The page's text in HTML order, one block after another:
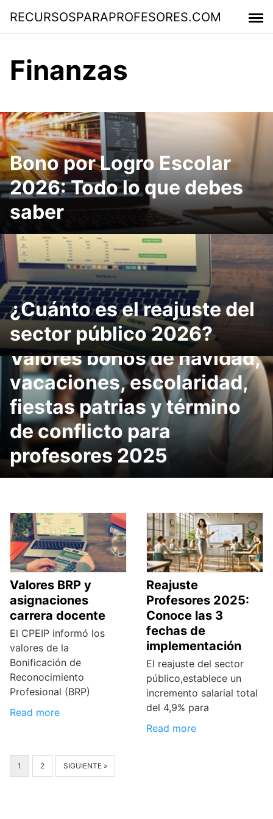
contenido
RECURSOSPARAPROFESORES.COM
Finanzas
Bono por Logro Escolar
2026: Todo lo que debes
saber
¿Cuánto es el reajuste del
sector público 2026?
Valores bonos de navidad,
vacaciones, escolaridad,
fiestas patrias y término
de conflicto para
profesores 2025
Valores BRP y
asignaciones
carrera docente
El CPEIP informó los
valores de la
Bonificación de
Reconocimiento
Profesional (BRP)
Read more
Reajuste
Profesores 2025:
Conoce las 3
fechas de
implementación
El reajuste del sector
público,establece un
incremento salarial total
del 4,9% para
Read more
1 2 SIGUIENTE »